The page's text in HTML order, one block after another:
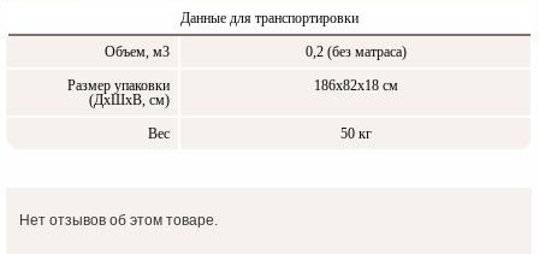
Данные для транспортировки
Объем, м3
0,2 (без матраса)
Размер упаковки
(ДxШxВ, см)
186х82х18 см
Вес 50 кг
Нет отзывов об этом товаре.